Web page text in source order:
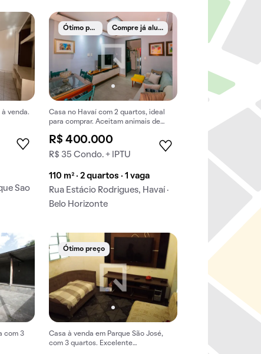
venda.
Sao
Ó
timo preço C
ompre já alugado
Casa no Havaí com 2 quartos, ideal
para comprar. Aceitam animais de
R$ 400.000
R$ 35 Condo. + IPTU
110 m² · 2 quartos · 1 vaga
Rua Estácio Rodrigues, Havaí ·
Belo Horizonte
com 3
Ótimo preço
Casa à venda em Parque São José,
com 3 quartos. Excelente